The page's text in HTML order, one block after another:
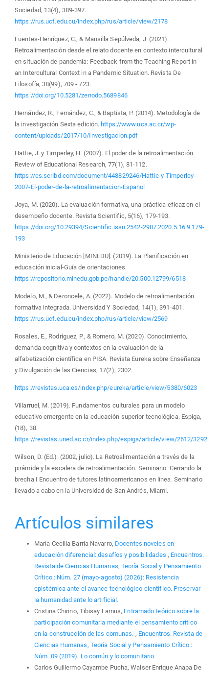
Sociedad, 13(4), 389-397.
https://rus.ucf.edu.cu/index.php/rus/article/view/2178
Fuentes-Henríquez, C., & Mansilla Sepúlveda, J. (2021).
Retroalimentación desde el relato docente en contexto intercultural
en situación de pandemia: Feedback from the Teaching Report in
an Intercultural Context in a Pandemic Situation. Revista De
Filosofía, 38(99), 709 - 723.
https://doi.org/10.5281/zenodo.5689846
Hernández, R., Fernández, C., & Baptista, P. (2014). Metodología de
la investigación Sexta edición. https://www.uca.ac.cr/wp-
content/uploads/2017/10/Investigacion.pdf
Hattie, J. y Timperley, H. (2007). El poder de la retroalimentación.
Review of Educational Research, 77(1), 81-112.
https://es.scribd.com/document/448829246/Hattie-y-Timperley-
2007-El-poder-de-la-retroalimentacion-Espanol
Joya, M. (2020). La evaluación formativa, una práctica eficaz en el
desempeño docente. Revista Scientific, 5(16), 179-193.
https://doi.org/10.29394/Scientific.issn.2542-2987.2020.5.16.9.179-
193
Ministerio de Educación [MINEDU]. (2019). La Planificación en
educación inicial-Guía de orientaciones.
https://repositorio.minedu.gob.pe/handle/20.500.12799/6518
Modelo, M., & Deroncele, A. (2022). Modelo de retroalimentación
formativa integrada. Universidad Y Sociedad, 14(1), 391-401.
https://rus.ucf.edu.cu/index.php/rus/article/view/2569
Rosales, E., Rodríguez, P., & Romero, M. (2020). Conocimiento,
demanda cognitiva y contextos en la evaluación de la
alfabetización científica en PISA. Revista Eureka sobre Enseñanza
y Divulgación de las Ciencias, 17(2), 2302.
https://revistas.uca.es/index.php/eureka/article/view/5380/6023
Villarruel, M. (2019). Fundamentos culturales para un modelo
educativo emergente en la educación superior tecnológica. Espiga,
(18), 38.
https://revistas.uned.ac.cr/index.php/espiga/article/view/2612/3292
Wilson, D. (Ed.). (2002, julio). La Retroalimentación a través de la
pirámide y la escalera de retroalimentación. Seminario: Cerrando la
brecha I Encuentro de tutores latinoamericanos en línea. Seminario
llevado a cabo en la Universidad de San Andrés, Miami.
Artículos similares
María Cecilia Barría Navarro, Docentes noveles en
educación diferencial: desafíos y posibilidades , Encuentros.
Revista de Ciencias Humanas, Teoría Social y Pensamiento
Crítico.: Núm. 27 (mayo-agosto) (2026): Resistencia
epistémica ante el avance tecnológico-científico. Preservar
la humanidad ante lo artificial.
Cristina Chirino, Tibisay Lamus, Entramado teórico sobre la
participación comunitaria mediante el pensamiento crítico
en la construcción de las comunas. , Encuentros. Revista de
Ciencias Humanas, Teoría Social y Pensamiento Crítico.:
Núm. 09 (2019): Lo común y lo comunitario.
Carlos Guillermo Cayambe Pucha, Walser Enrique Anapa De